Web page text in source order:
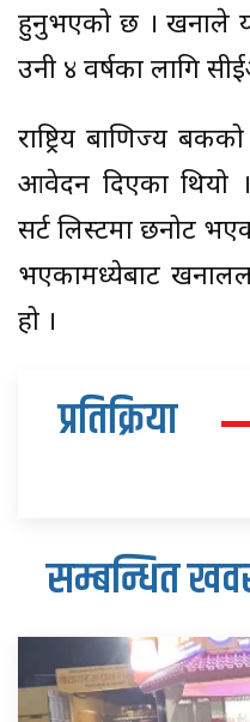
हुनुभएको छ । खनाले
उनी ४ वर्षका लागि
राष्ट्रिय बाणिज्य
आवेदन दिएका थियो
सर्ट लिस्टमा छनोट
भएकामध्येबाट
हो ।
प्रतिक्रिया
सम्बन्धित